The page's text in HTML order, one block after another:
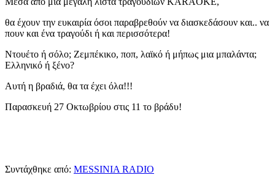
θα έχουν την ευκαιρία όσοι παραβρεθούν να διασκεδάσουν και.. να
πουν και ένα τραγούδι ή και περισσότερα!
Ντουέτο ή σόλο; Ζεμπέκικο, ποπ, λαϊκό ή μήπως μια μπαλάντα;
Ελληνικό ή ξένο?
Αυτή η βραδιά, θα τα έχει όλα!!!
Παρασκευή 27 Οκτωβρίου στις 11 το βράδυ!
Συντάχθηκε από: MESSINIA RADIO